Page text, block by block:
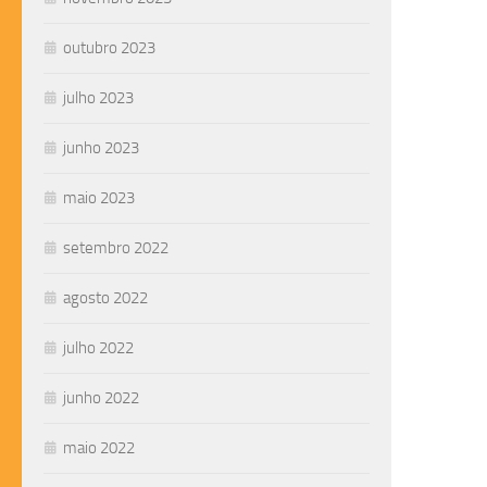
outubro 2023
julho 2023
junho 2023
maio 2023
setembro 2022
agosto 2022
julho 2022
junho 2022
maio 2022